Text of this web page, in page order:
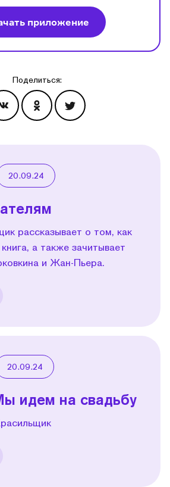
приложение
Поделиться:
20.09.24
рассказывает о том, как
а также зачитывает
и Жан-Пьера.
20.09.24
идем на свадьбу